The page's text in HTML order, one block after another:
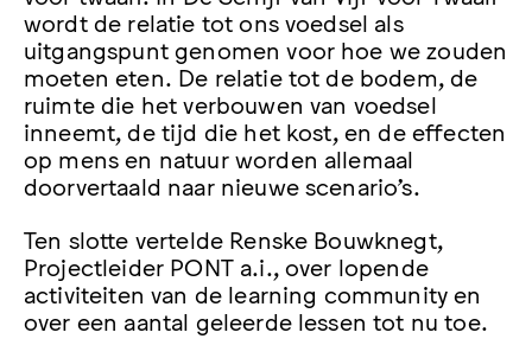
wordt de relatie tot ons voedsel als
uitgangspunt genomen voor hoe we zouden
moeten eten. De relatie tot de bodem, de
ruimte die het verbouwen van voedsel
inneemt, de tijd die het kost, en de effecten
op mens en natuur worden allemaal
doorvertaald naar nieuwe scenario’s.
Ten slotte vertelde Renske Bouwknegt,
Projectleider PONT a.i., over lopende
activiteiten van de learning community en
over een aantal geleerde lessen tot nu toe.